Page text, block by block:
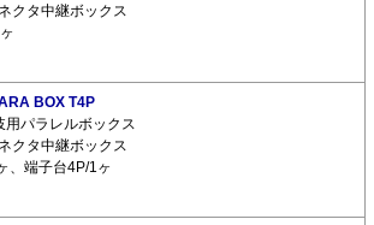
クタ中継ボックス
BOX T4P
用パラレルボックス
クタ中継ボックス
、端子台4P/1ヶ